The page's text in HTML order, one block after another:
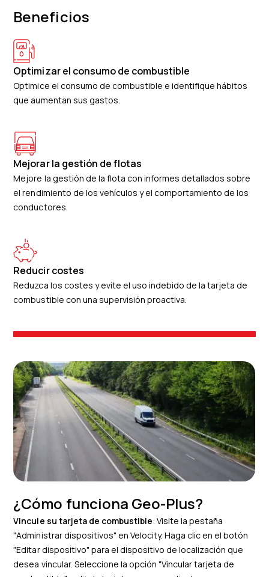
Beneficios
Optimizar el consumo de combustible
Optimice el consumo de combustible e identifique hábitos
que aumentan sus gastos.
Mejorar la gestión de flotas
Mejore la gestión de la flota con informes detallados sobre
el rendimiento de los vehículos y el comportamiento de los
conductores.
Reducir costes
Reduzca los costes y evite el uso indebido de la tarjeta de
combustible con una supervisión proactiva.
¿Cómo funciona Geo-Plus?
Vincule su tarjeta de combustible: Visite la pestaña
"Administrar dispositivos" en Velocity. Haga clic en el botón
"Editar dispositivo" para el dispositivo de localización que
desea vincular. Seleccione la opción "Vincular tarjeta de